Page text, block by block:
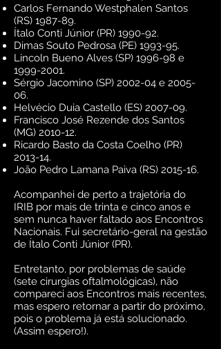
Carlos Fernando Westphalen Santos
(RS) 1987-89.
Ítalo Conti Júnior (PR) 1990-92.
Dimas Souto Pedrosa (PE) 1993-95.
Lincoln Bueno Alves (SP) 1996-98 e
1999-2001.
Sérgio Jacomino (SP) 2002-04 e 2005-
06.
Helvécio Duia Castello (ES) 2007-09.
Francisco José Rezende dos Santos
(MG) 2010-12.
Ricardo Basto da Costa Coelho (PR)
2013-14.
João Pedro Lamana Paiva (RS) 2015-16.
Acompanhei de perto a trajetória do
IRIB por mais de trinta e cinco anos e
sem nunca haver faltado aos Encontros
Nacionais. Fui secretário-geral na gestão
de Ítalo Conti Júnior (PR).
Entretanto, por problemas de saúde
(sete cirurgias oftalmológicas), não
compareci aos Encontros mais recentes,
mas espero retornar a partir do próximo,
pois o problema já está solucionado.
(Assim espero!).